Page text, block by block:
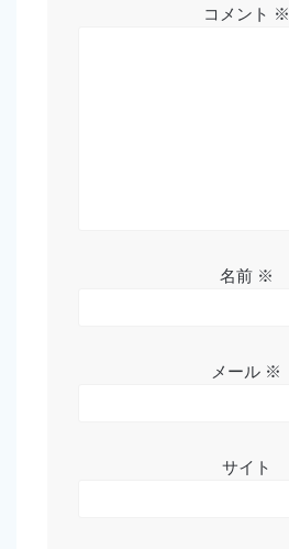
コメント ※
名前 ※
メール ※
サイト